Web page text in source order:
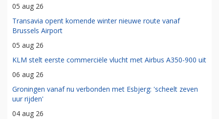
05 aug 26
Transavia opent komende winter nieuwe route vanaf
Brussels Airport
05 aug 26
KLM stelt eerste commerciële vlucht met Airbus A350-900 uit
06 aug 26
Groningen vanaf nu verbonden met Esbjerg: 'scheelt zeven
uur rijden'
04 aug 26